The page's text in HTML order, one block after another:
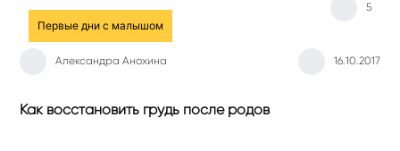
Первые дни с малышом
Александра Анохина 16.10.2017
5
Как восстановить грудь после родов